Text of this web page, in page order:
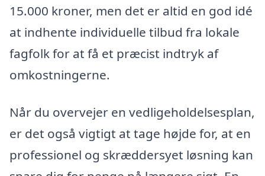
15.000 kroner, men det er altid en god idé
at indhente individuelle tilbud fra lokale
fagfolk for at få et præcist indtryk af
omkostningerne.
Når du overvejer en vedligeholdelsesplan,
er det også vigtigt at tage højde for, at en
professionel og skræddersyet løsning kan